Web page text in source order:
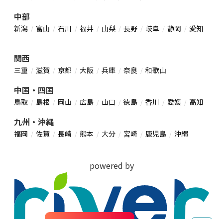
中部
新潟 富山 石川 福井 山梨 長野 岐阜 静岡 愛知
関西
三重 滋賀 京都 大阪 兵庫 奈良 和歌山
中国・四国
鳥取 島根 岡山 広島 山口 徳島 香川 愛媛 高知
九州・沖縄
福岡 佐賀 長崎 熊本 大分 宮崎 鹿児島 沖縄
powered by